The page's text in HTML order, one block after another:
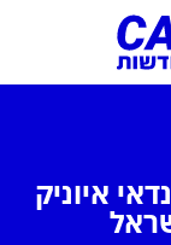
איוניק